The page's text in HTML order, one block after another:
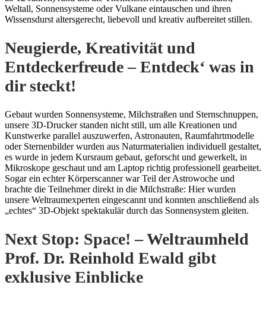
Weltall, Sonnensysteme oder Vulkane eintauschen und ihren
Wissensdurst altersgerecht, liebevoll und kreativ aufbereitet stillen.
Neugierde, Kreativität und
Entdeckerfreude – Entdeck‘ was in
dir steckt!
Gebaut wurden Sonnensysteme, Milchstraßen und Sternschnuppen,
unsere 3D-Drucker standen nicht still, um alle Kreationen und
Kunstwerke parallel auszuwerfen, Astronauten, Raumfahrtmodelle
oder Sternenbilder wurden aus Naturmaterialien individuell gestaltet,
es wurde in jedem Kursraum gebaut, geforscht und gewerkelt, in
Mikroskope geschaut und am Laptop richtig professionell gearbeitet.
Sogar ein echter Körperscanner war Teil der Astrowoche und
brachte die Teilnehmer direkt in die Milchstraße: Hier wurden
unsere Weltraumexperten eingescannt und konnten anschließend als
„echtes“ 3D-Objekt spektakulär durch das Sonnensystem gleiten.
Next Stop: Space! – Weltraumheld
Prof. Dr. Reinhold Ewald gibt
exklusive Einblicke